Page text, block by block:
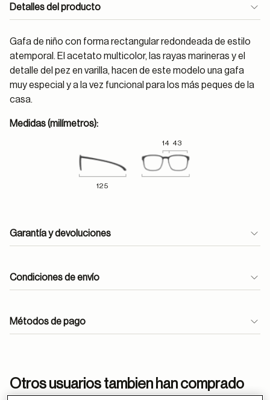
Detalles del producto
Gafa de niño con forma rectangular redondeada de estilo
atemporal. El acetato multicolor, las rayas marineras y el
detalle del pez en varilla, hacen de este modelo una gafa
muy especial y a la vez funcional para los más peques de la
casa.
Medidas (milímetros):
14 43
125
Garantía y devoluciones
ayuda
Condiciones de envío
Métodos de pago
Otros usuarios tambien han comprado